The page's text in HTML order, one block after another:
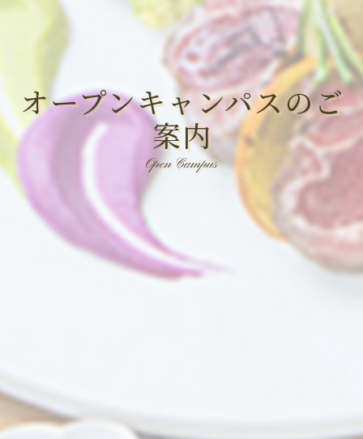
オープンキャンパスのご
案内
Open Campus